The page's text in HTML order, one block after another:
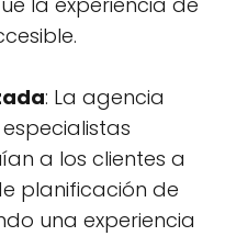
: La agencia
a los clientes a
planificación de
una experiencia